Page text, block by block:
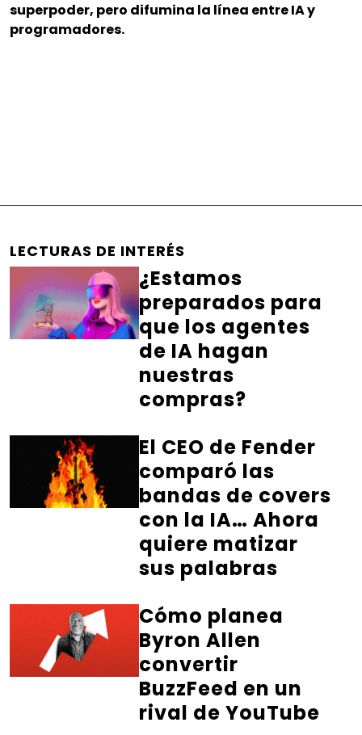
superpoder, pero difumina la línea entre IA y
programadores.
LECTURAS DE INTERÉS
¿Estamos
preparados para
que los agentes
de IA hagan
nuestras
compras?
El CEO de Fender
comparó las
bandas de covers
con la IA… Ahora
quiere matizar
sus palabras
Cómo planea
Byron Allen
convertir
BuzzFeed en un
rival de YouTube